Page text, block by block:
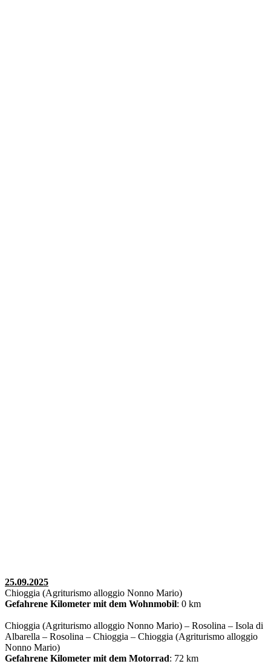
25.09.2025
Chioggia (Agriturismo alloggio Nonno Mario)
Gefahrene Kilometer mit dem Wohnmobil: 0 km
Chioggia (Agriturismo alloggio Nonno Mario) – Rosolina – Isola di
Albarella – Rosolina – Chioggia – Chioggia (Agriturismo alloggio
Nonno Mario)
Gefahrene Kilometer mit dem Motorrad: 72 km